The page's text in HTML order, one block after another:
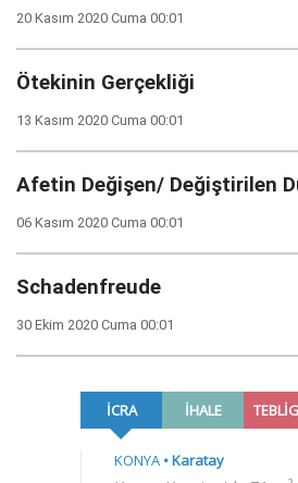
20 Kasım 2020 Cuma 00:01
Ötekinin Gerçekliği
13 Kasım 2020 Cuma 00:01
Afetin Değişen/ Değiştirilen
06 Kasım 2020 Cuma 00:01
Schadenfreude
30 Ekim 2020 Cuma 00:01